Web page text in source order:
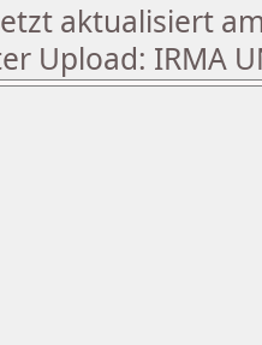
aktualisiert
Upload: IRMA